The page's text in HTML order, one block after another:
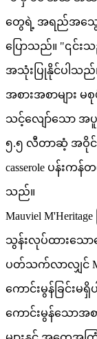
တွေရဲ့ အရည်အသွေ
ပြောသည်။ "၎င်းသ
အသုံးပြုနိုင်ပါသ
အစားအစာများ
သင့်လျော်သော အ
၅.၅ လီတာဆံ့ အဝိုင်း
casserole ပန်းက
သည်။
Mauviel
သွန်းလုပ်ထားသောက
ပတ်သက်လာလျှင်
ကောင်းမွန်ခြင်းမ
ကောင်းမွန်သောအ